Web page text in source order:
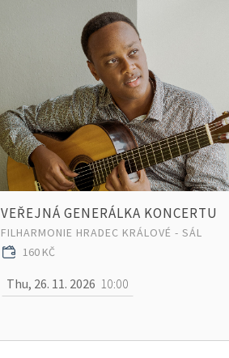
VEŘEJNÁ GENERÁLKA KONCERTU
FILHARMONIE HRADEC KRÁLOVÉ - SÁL
160 KČ
Thu, 26. 11. 2026 10:00